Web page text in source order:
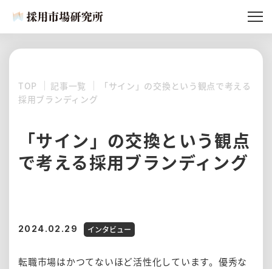
記事一覧
所員紹介
TOP 記事一覧
「サイン」の交換という観点で考える
採用ブランディング
「サイン」の交換という観点
で考える採用ブランディング
2024.02.29 インタビュー
転職市場はかつてないほど活性化しています。優秀な